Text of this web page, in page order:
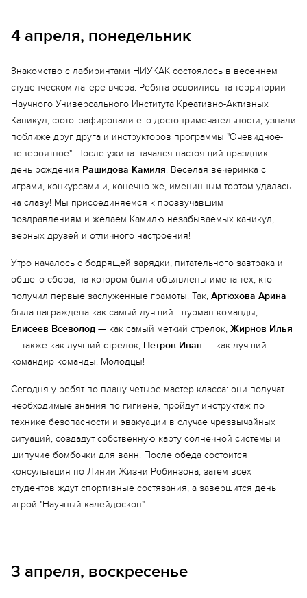
4 апреля, понедельник
Знакомство с лабиринтами НИУКАК состоялось в весеннем
студенческом лагере вчера. Ребята освоились на территории
Научного Универсального Института Креативно-Активных
Каникул, фотографировали его достопримечательности, узнали
поближе друг друга и инструкторов программы "Очевидное-
невероятное". После ужина начался настоящий праздник —
день рождения Рашидова Камиля. Веселая вечеринка с
играми, конкурсами и, конечно же, именинным тортом удалась
на славу! Мы присоединяемся к прозвучавшим
поздравлениям и желаем Камилю незабываемых каникул,
верных друзей и отличного настроения!
Утро началось с бодрящей зарядки, питательного завтрака и
общего сбора, на котором были объявлены имена тех, кто
получил первые заслуженные грамоты. Так, Артюхова Арина
была награждена как самый лучший штурман команды,
Елисеев Всеволод — как самый меткий стрелок, Жирнов Илья
— также как лучший стрелок, Петров Иван — как лучший
командир команды. Молодцы!
Сегодня у ребят по плану четыре мастер-класса: они получат
необходимые знания по гигиене, пройдут инструктаж по
технике безопасности и эвакуации в случае чрезвычайных
ситуаций, создадут собственную карту солнечной системы и
шипучие бомбочки для ванн. После обеда состоится
консультация по Линии Жизни Робинзона, затем всех
студентов ждут спортивные состязания, а завершится день
игрой "Научный калейдоскоп".
3 апреля, воскресенье